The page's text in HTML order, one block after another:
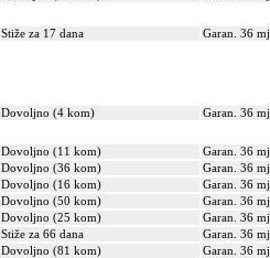
Stiže za 17 dana Garan. 36 mj.
Dovoljno (4 kom) Garan. 36 mj.
Dovoljno (11 kom)
Garan. 36 mj.
Dovoljno (36 kom) Garan. 36 mj.
Dovoljno (16 kom) Garan. 36 mj.
Dovoljno (50 kom) Garan. 36 mj.
Dovoljno (25 kom) Garan. 36 mj.
Stiže za 66 dana
Garan. 36 mj.
Dovoljno (81 kom)
Garan. 36 mj.